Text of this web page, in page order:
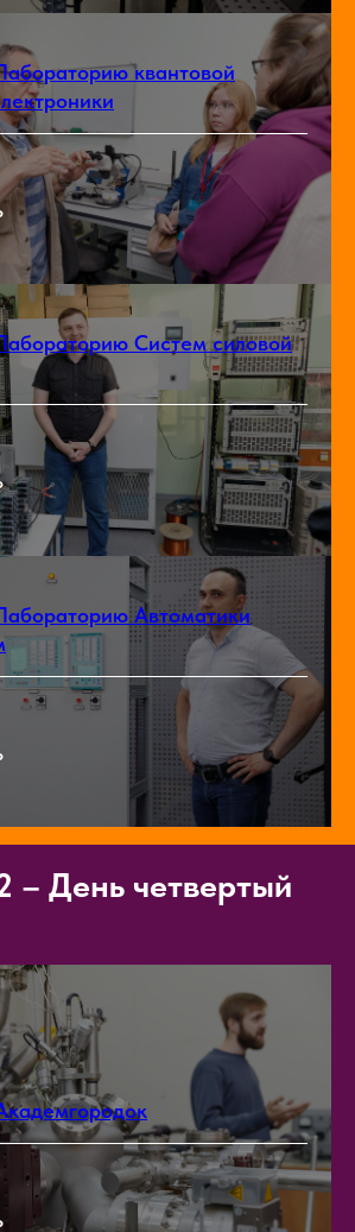
квантовой
Систем силовой
Автоматики
– День четвертый